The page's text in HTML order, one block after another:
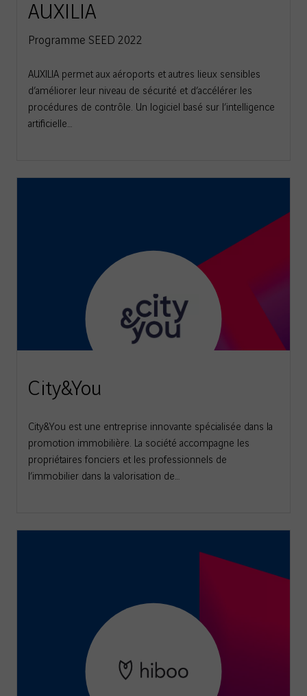
AUXILIA
Programme SEED 2022
AUXILIA permet aux aéroports et autres lieux sensibles
d’améliorer leur niveau de sécurité et d’accélérer les
procédures de contrôle. Un logiciel basé sur l’intelligence
artificielle…
City&You
City&You est une entreprise innovante spécialisée dans la
promotion immobilière. La société accompagne les
propriétaires fonciers et les professionnels de
l’immobilier dans la valorisation de…